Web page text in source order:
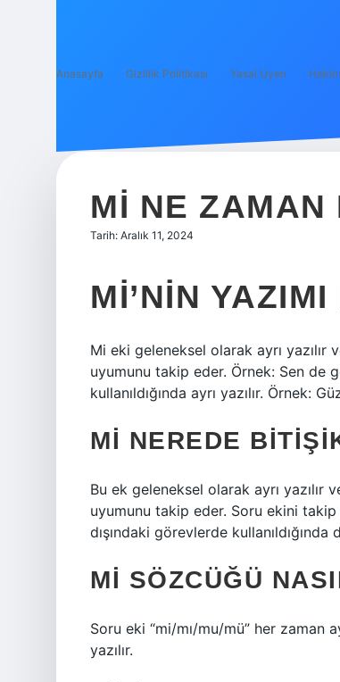
Anasayfa Gizlilik Politikası Yasal Uyarı
MI NE ZAMAN
Tarih: Aralık 11, 2024
MI’NIN
Mi eki geleneksel olarak ayrı
uyumunu takip eder. Örnek: Sen de
kullanıldığında ayrı yazılır. Örnek:
MI NEREDE
Bu ek geleneksel olarak ayrı yazılır
uyumunu takip eder. Soru ekini takip
dışındaki görevlerde kullanıldığında
MI SÖZCÜĞÜ
Soru eki “mi/mı/mu/mü” her zaman
yazılır.